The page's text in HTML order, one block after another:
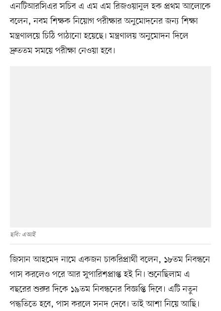
এনটিআরসিএর সচিব এ এম এম রিজওয়ানুল হক প্রথম আলোকে
বলেন, নবম শিক্ষক নিয়োগ পরীক্ষার অনুমোদনের জন্য শিক্ষা
মন্ত্রণালয়ে চিঠি পাঠানো হয়েছে। মন্ত্রণালয় অনুমোদন দিলে
দ্রুততম সময়ে পরীক্ষা নেওয়া হবে।
ছবি: এআই
জিসান আহমেদ নামে একজন চাকরিপ্রার্থী বলেন, ১৮তম নিবন্ধনে
পাস করলেও পরে আর সুপারিশপ্রাপ্ত হই নি। শুনেছিলাম এ
বছরের শুরুর দিকে ১৯তম নিবন্ধনের বিজ্ঞপ্তি দিবে। এটি নতুন
পদ্ধতিতে হবে, পাস করলে সনদ দেবে। তাই আশা নিয়ে আছি।